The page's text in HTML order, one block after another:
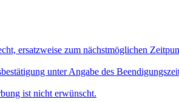
ersatzweise zum nächstmöglichen
unter Angabe des
ist nicht erwünscht.